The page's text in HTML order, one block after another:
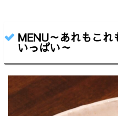
MENU～あれもこ
いっぱい～